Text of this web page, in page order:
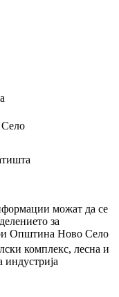
можат да се
за
Општина Ново Село
комплекс, лесна и
индустрија